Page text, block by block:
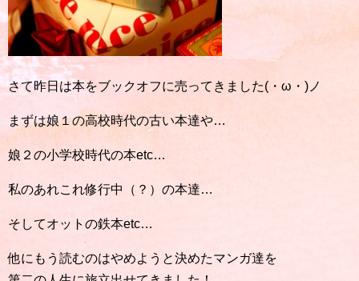
さて昨日は本をブックオフに売ってきました(・ω・)ノ
まずは娘１の高校時代の古い本達や…
娘２の小学校時代の本etc…
私のあれこれ修行中（？）の本達…
そしてオットの鉄本etc…
他にもう読むのはやめようと決めたマンガ達を